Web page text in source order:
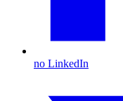
no LinkedIn